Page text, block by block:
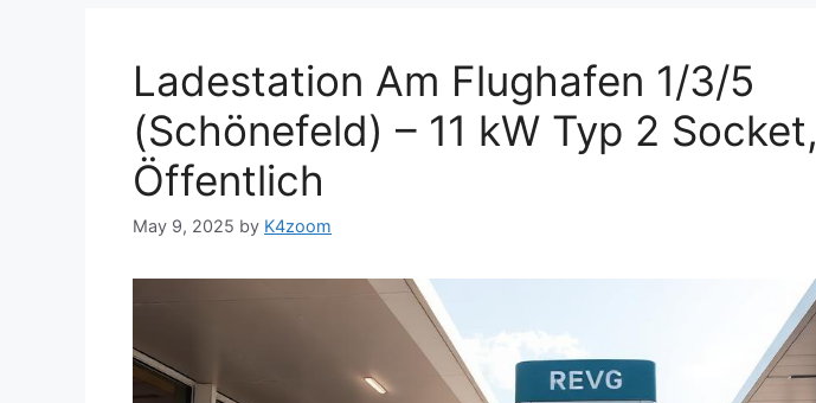
Ladestation Am Flughafen 1/3/5
(Schönefeld) – 11 kW Typ 2 Socket,
Öffentlich
May 9, 2025 by K4zoom